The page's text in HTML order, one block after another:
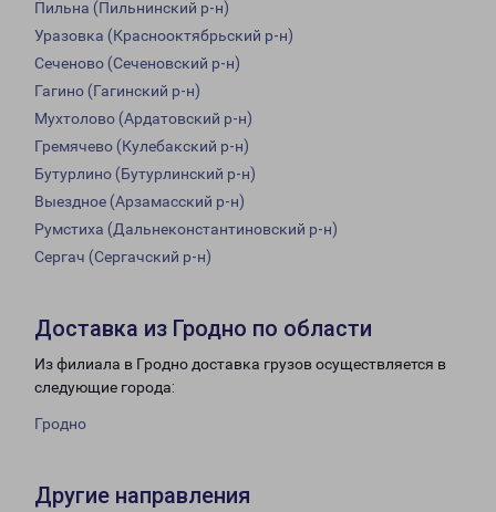
Пильна (Пильнинский р-н)
Уразовка (Краснооктябрьский р-н)
Сеченово (Сеченовский р-н)
Гагино (Гагинский р-н)
Мухтолово (Ардатовский р-н)
Гремячево (Кулебакский р-н)
Бутурлино (Бутурлинский р-н)
Выездное (Арзамасский р-н)
Румстиха (Дальнеконстантиновский р-н)
Сергач (Сергачский р-н)
Доставка из Гродно по области
Из филиала в Гродно доставка грузов осуществляется в
следующие города:
Гродно
Другие направления